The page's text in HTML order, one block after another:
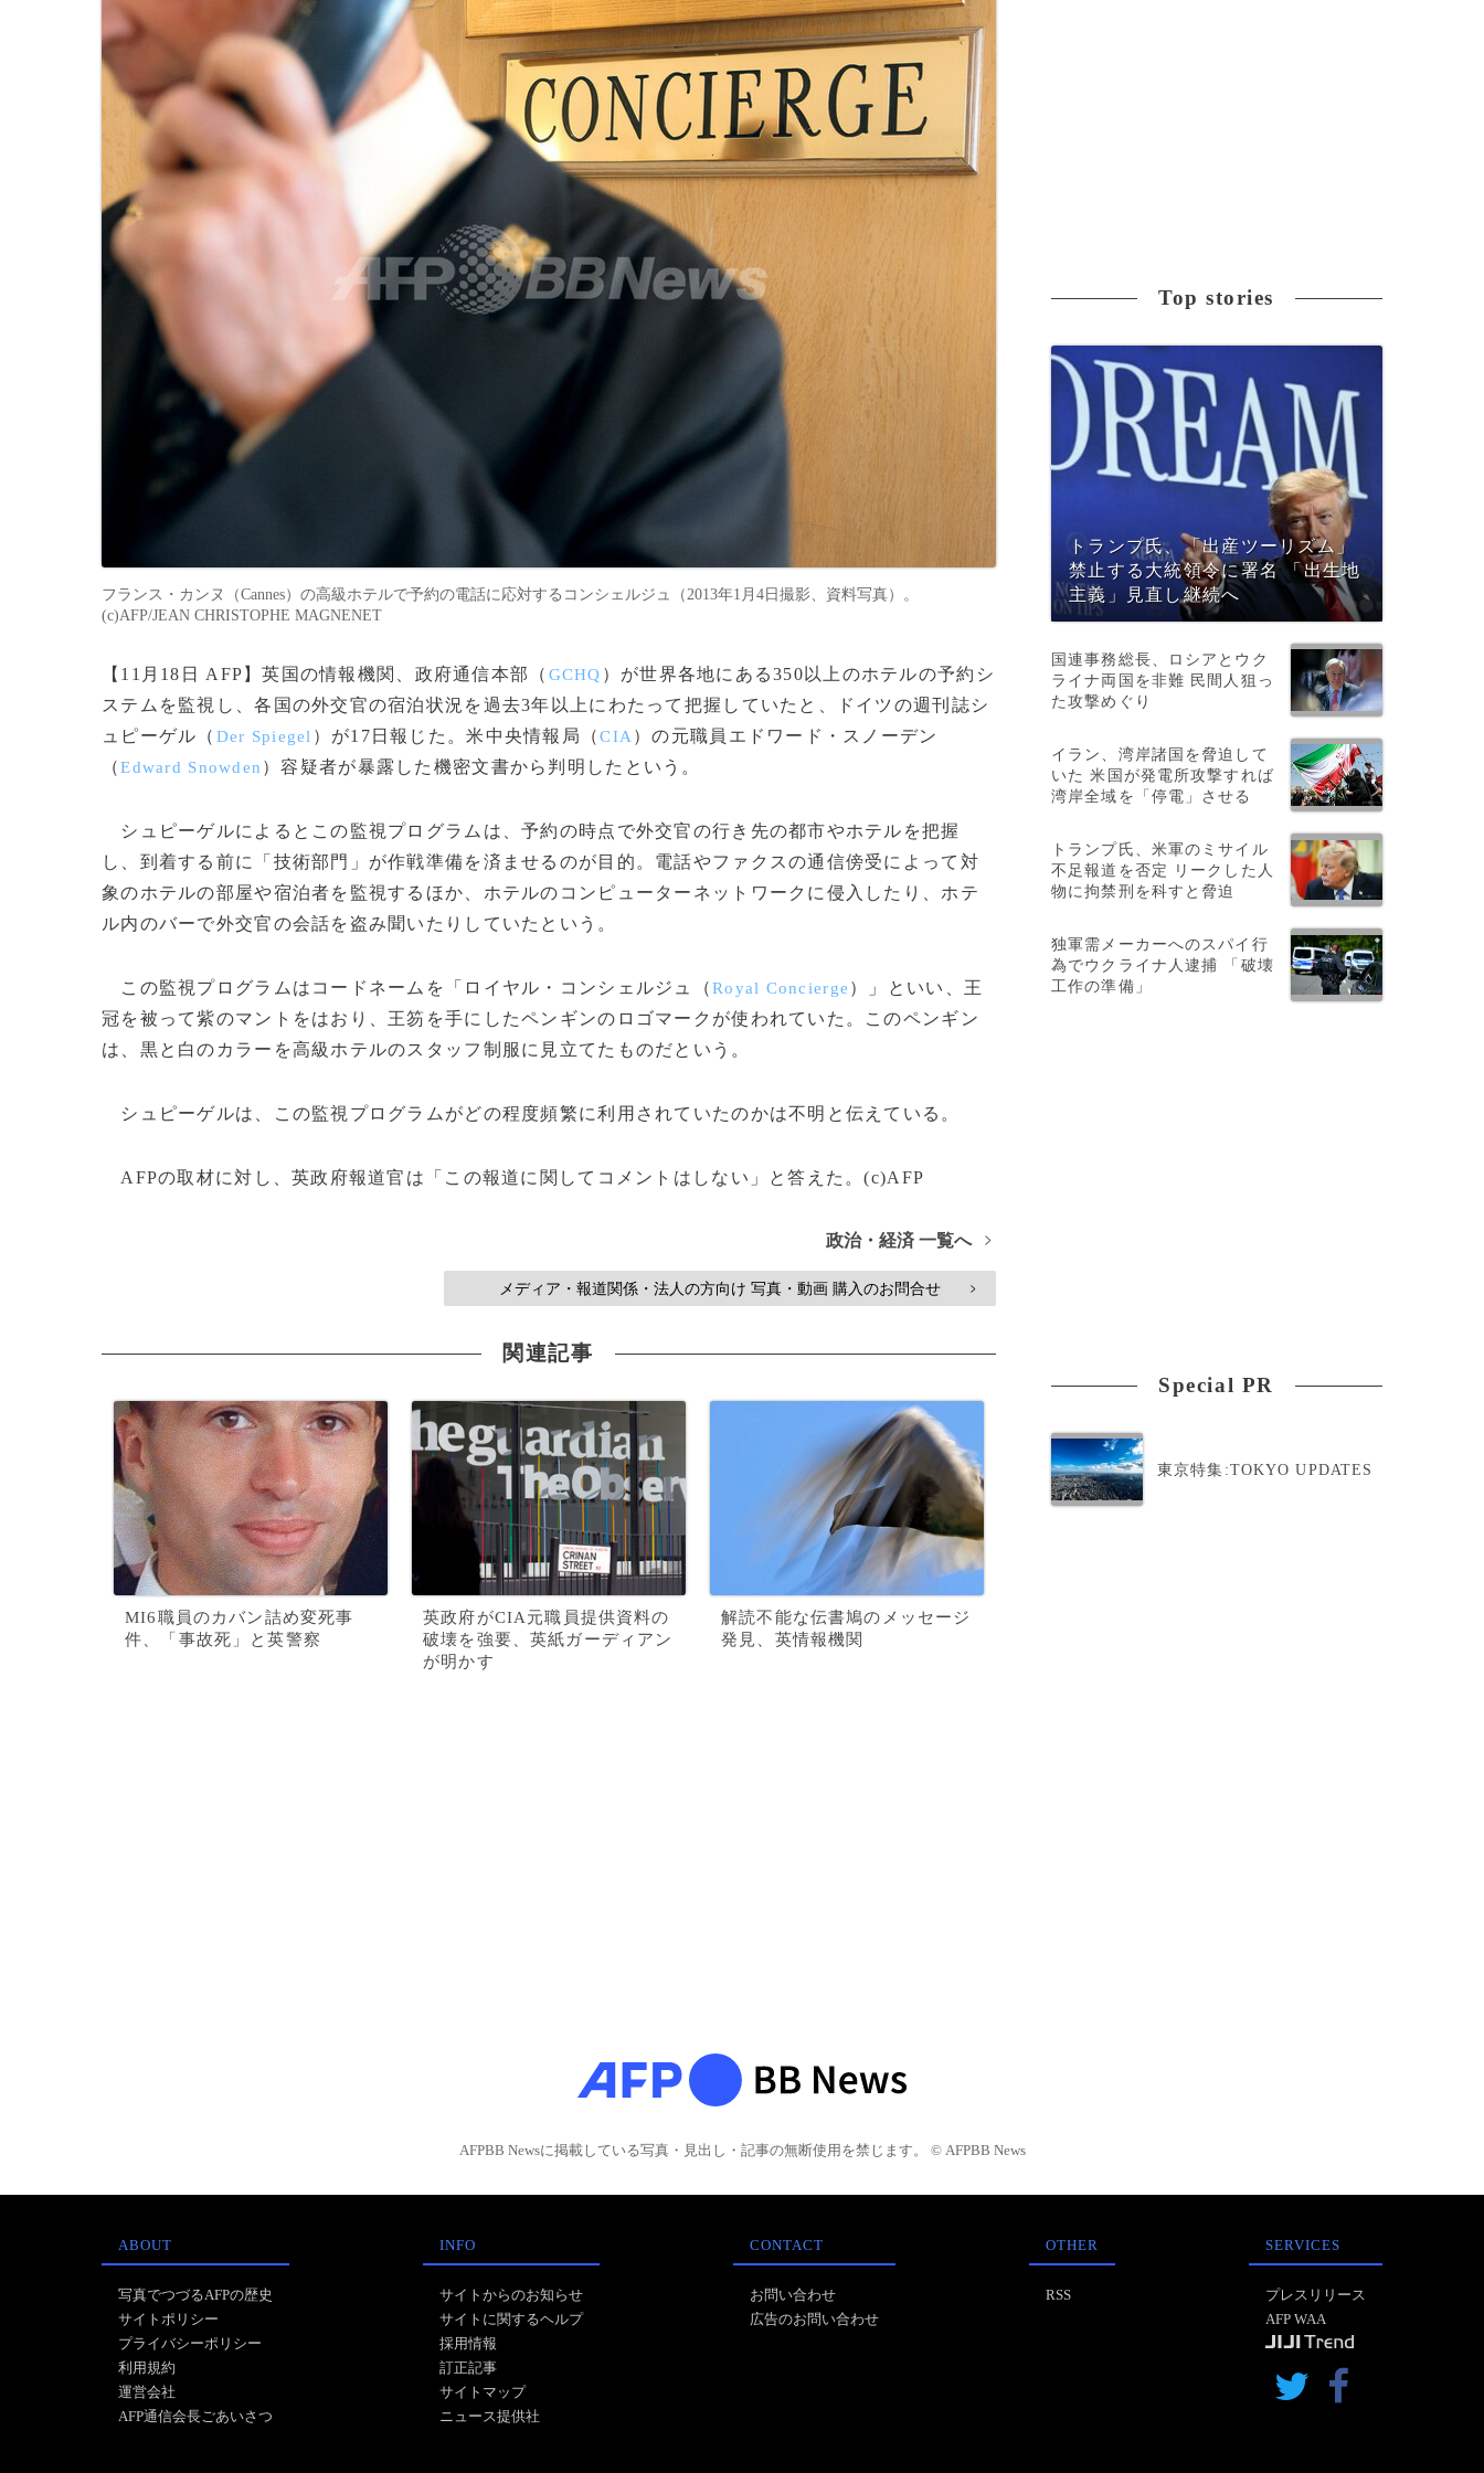
フランス・カンヌ（Cannes）の高級ホテルで予約の電話に応対するコンシェルジュ（2013年1月4日撮影、資料写真）。
(c)AFP/JEAN CHRISTOPHE MAGNENET
【11月18日 AFP】英国の情報機関、政府通信本部（ GCHQ ）が世界各地にある350以上のホテルの予約シ
ステムを監視し、各国の外交官の宿泊状況を過去3年以上にわたって把握していたと、ドイツの週刊誌シ
ュピーゲル（ Der Spiegel ）が17日報じた。米中央情報局（CIA ）の元職員エドワード・スノーデン
（Edward Snowden ）容疑者が暴露した機密文書から判明したという。
シュピーゲルによるとこの監視プログラムは、予約の時点で外交官の行き先の都市やホテルを把握
し、到着する前に「技術部門」が作戦準備を済ませるのが目的。電話やファクスの通信傍受によって対
象のホテルの部屋や宿泊者を監視するほか、ホテルのコンピューターネットワークに侵入したり、ホテ
ル内のバーで外交官の会話を盗み聞いたりしていたという。
この監視プログラムはコードネームを「ロイヤル・コンシェルジュ（Royal Concierge ）」といい、王
冠を被って紫のマントをはおり、王笏を手にしたペンギンのロゴマークが使われていた。このペンギン
は、黒と白のカラーを高級ホテルのスタッフ制服に見立てたものだという。
シュピーゲルは、この監視プログラムがどの程度頻繁に利用されていたのかは不明と伝えている。
AFPの取材に対し、英政府報道官は「この報道に関してコメントはしない」と答えた。(c)AFP
政治・経済 一覧へ >
メディア・報道関係・法人の方向け 写真・動画 購入のお問合せ >
関連記事
MI6職員のカバン詰め変死事
件、「事故死」と英警察
英政府がCIA元職員提供資料の
破壊を強要、英紙ガーディアン
が明かす
解読不能な伝書鳩のメッセージ
発見、英情報機関
Top stories
トランプ氏、「出産ツーリズム」
禁止する大統領令に署名 「出生地
主義」見直し継続へ
国連事務総長、ロシアとウク
ライナ両国を非難 民間人狙っ
た攻撃めぐり
イラン、湾岸諸国を脅迫して
いた 米国が発電所攻撃すれば
湾岸全域を「停電」させる
トランプ氏、米軍のミサイル
不足報道を否定 リークした人
物に拘禁刑を科すと脅迫
独軍需メーカーへのスパイ行
為でウクライナ人逮捕 「破壊
工作の準備」
Special PR
東京特集:TOKYO UPDATES
AFPBB Newsに掲載している写真・見出し・記事の無断使用を禁じます。 © AFPBB News
ABOUT
写真でつづるAFPの歴史
サイトポリシー
プライバシーポリシー
利用規約
運営会社
AFP通信会長ごあいさつ
INFO
サイトからのお知らせ
サイトに関するヘルプ
採用情報
訂正記事
サイトマップ
ニュース提供社
CONTACT
お問い合わせ
広告のお問い合わせ
OTHER
RSS
SERVICES
プレスリリース
AFP WAA